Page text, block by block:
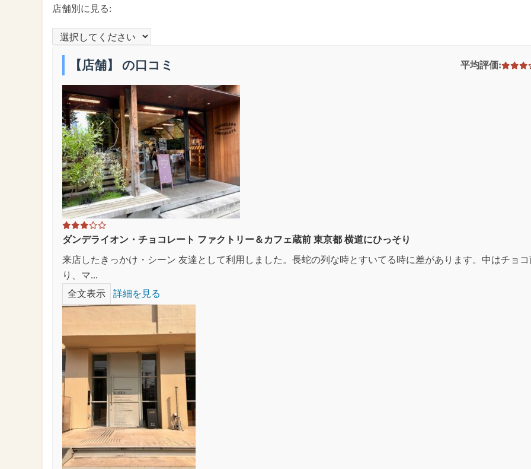
店舗別に見る:
【店舗】 の口コミ 平均評価:
ダンデライオン・チョコレート ファクトリー＆カフェ蔵前 東京都 横道にひっそり
来店したきっかけ・シーン 友達として利用しました。長蛇の列な時とすいてる時に差があります。中はチョ
り、マ...
全文表示
詳細を見る